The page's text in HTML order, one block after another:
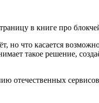
в книге про
что касается
такое решение,
отечественных